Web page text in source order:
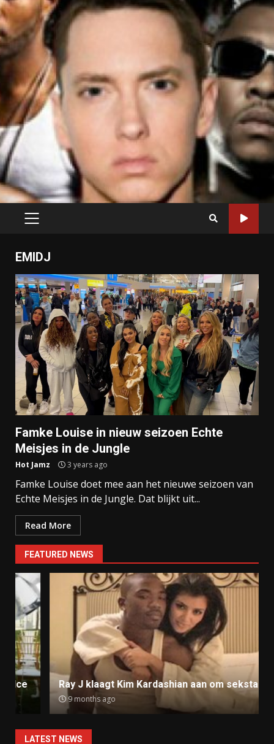
PRIMARY
EMIDJ
Famke Louise in nieuw seizoen Echte
Meisjes in de Jungle
Hot Jamz 3 years ago
Famke Louise doet mee aan het nieuwe seizoen van
Echte Meisjes in de Jungle. Dat blijkt uit...
Read More
FEATURED NEWS
Ray J klaagt Kim Kardashian aan om sekstape
9 months ago
LATEST NEWS